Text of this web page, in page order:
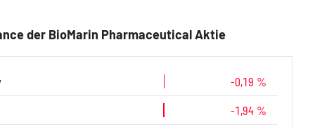
der BioMarin Pharmaceutical Aktie
-0,19 %
-1,94 %